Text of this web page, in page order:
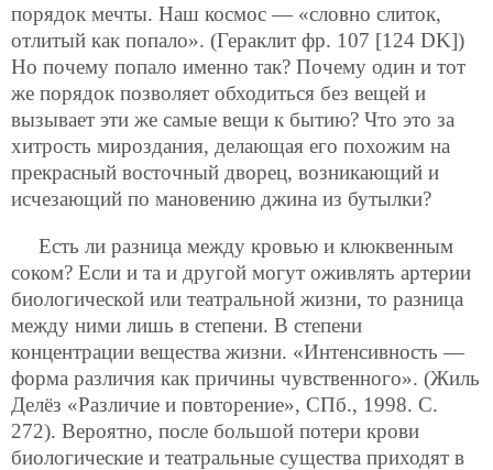
порядок мечты. Наш космос — «словно слиток,
отлитый как попало». (Гераклит фр. 107 [124 DK])
Но почему попало именно так? Почему один и тот
же порядок позволяет обходиться без вещей и
вызывает эти же самые вещи к бытию? Что это за
хитрость мироздания, делающая его похожим на
прекрасный восточный дворец, возникающий и
исчезающий по мановению джина из бутылки?
Есть ли разница между кровью и клюквенным
соком? Если и та и другой могут оживлять артерии
биологической или театральной жизни, то разница
между ними лишь в степени. В степени
концентрации вещества жизни. «Интенсивность —
форма различия как причины чувственного». (Жиль
Делёз «Различие и повторение», СПб., 1998. С.
272). Вероятно, после большой потери крови
биологические и театральные существа приходят в